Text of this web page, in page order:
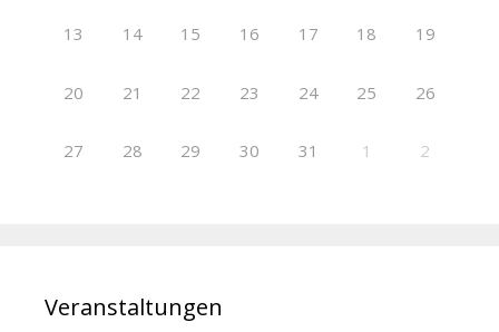
13 14 15 16 17 18 19
20 21 22 23 24 25 26
27 28 29 30 31 1 2
Veranstaltungen